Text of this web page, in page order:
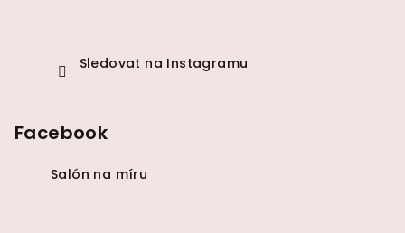
Sledovat na Instagramu
Facebook
Salón na míru